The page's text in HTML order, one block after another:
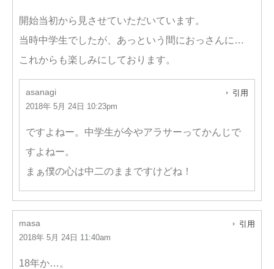
開始当初から見させていただいています。
当時中学生でしたが、あっという間におっさんに…
これからも楽しみにしております。
asanagi
2018年 5月 24日 10:23pm
引用
ですよねー。中学生が今やアラサーってかんじで
すよねー。
まぁ僕の心は中二のままですけどね！
masa
2018年 5月 24日 11:40am
引用
18年か…。